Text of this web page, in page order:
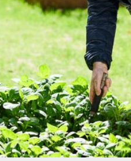
J
o
b
b
o
c
h
k
a
r
r
i
ä